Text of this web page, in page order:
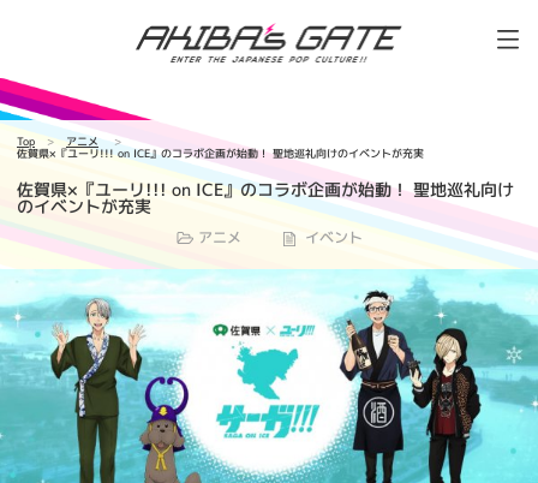
Top アニメ
佐賀県×『ユーリ!!! on ICE』のコラボ企画が始動！ 聖地巡礼向けのイベントが充実
佐賀県×『ユーリ!!! on ICE』のコラボ企画が始動！ 聖地巡礼向け
のイベントが充実
アニメ イベント